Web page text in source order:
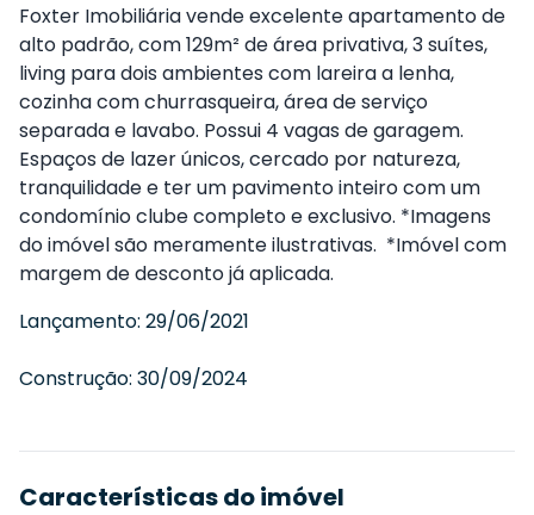
Foxter Imobiliária vende excelente apartamento de
alto padrão, com 129m² de área privativa, 3 suítes,
living para dois ambientes com lareira a lenha,
cozinha com churrasqueira, área de serviço
separada e lavabo. Possui 4 vagas de garagem.
Espaços de lazer únicos, cercado por natureza,
tranquilidade e ter um pavimento inteiro com um
condomínio clube completo e exclusivo. *Imagens
do imóvel são meramente ilustrativas. *Imóvel com
margem de desconto já aplicada.
Lançamento: 29/06/2021
Construção: 30/09/2024
Características do imóvel